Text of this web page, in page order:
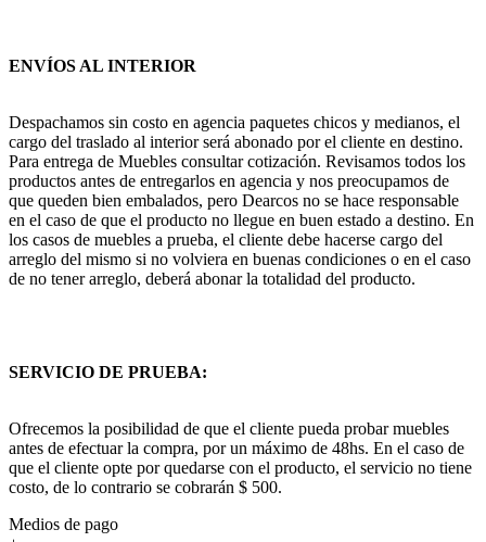
ENVÍOS AL INTERIOR
Despachamos sin costo en agencia paquetes chicos y medianos, el
cargo del traslado al interior será abonado por el cliente en destino.
Para entrega de Muebles consultar cotización. Revisamos todos los
productos antes de entregarlos en agencia y nos preocupamos de
que queden bien embalados, pero Dearcos no se hace responsable
en el caso de que el producto no llegue en buen estado a destino. En
los casos de muebles a prueba, el cliente debe hacerse cargo del
arreglo del mismo si no volviera en buenas condiciones o en el caso
de no tener arreglo, deberá abonar la totalidad del producto.
SERVICIO DE PRUEBA:
Ofrecemos la posibilidad de que el cliente pueda probar muebles
antes de efectuar la compra, por un máximo de 48hs. En el caso de
que el cliente opte por quedarse con el producto, el servicio no tiene
costo, de lo contrario se cobrarán $ 500.
Medios de pago